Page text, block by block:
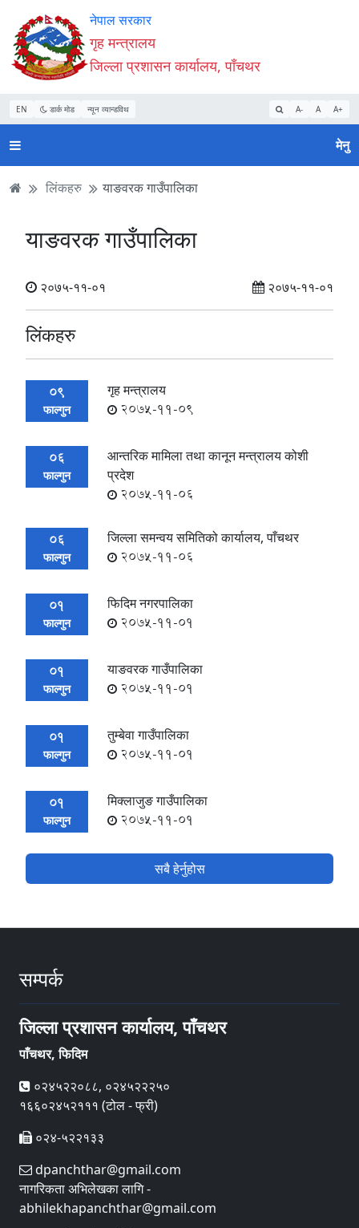
Accessibility
Mode
सुरु
गर्नुहोस्
सामाग्री
पढ्नुहाेस्
नेभिगेसन
पढ्नुहाेस्
वेबसाइट
खोजमा
जानुहोस्
नेपाल सरकार
गृह मन्त्रालय
जिल्ला प्रशासन कार्यालय, पाँचथर
EN डार्क मोड न्यून व्यान्डविथ A- A A+
मेनु
लिंकहरु याङवरक गाउँपालिका
याङवरक गाउँपालिका
२०७५-११-०१ २०७५-११-०१
लिंकहरु
09
फाल्गुन
गृह मन्त्रालय
2075-11-09
06
फाल्गुन
आन्तरिक मामिला तथा कानून मन्त्रालय कोशी
प्रदेश
2075-11-06
06
फाल्गुन
जिल्ला समन्वय समितिको कार्यालय, पाँचथर
2075-11-06
01
फाल्गुन
फिदिम नगरपालिका
2075-11-01
01
फाल्गुन
याङवरक गाउँपालिका
2075-11-01
01
फाल्गुन
तुम्बेवा गाउँपालिका
2075-11-01
01
फाल्गुन
मिक्लाजुङ गाउँपालिका
2075-11-01
सबै हेर्नुहोस
सम्पर्क
जिल्ला प्रशासन कार्यालय, पाँचथर
पाँचथर, फिदिम
०२४५२२०८८, ०२४५२२२५०
१६६०२४५२१११ (टोल - फ्री)
०२४-५२२१३३
dpanchthar@gmail.com
नागरिकता अभिलेखका लागि -
abhilekhapanchthar@gmail.com